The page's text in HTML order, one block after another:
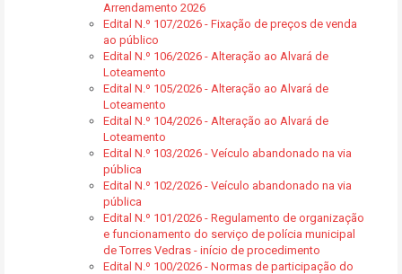
Arrendamento 2026
Edital N.º 107/2026 - Fixação de preços de venda
ao público
Edital N.º 106/2026 - Alteração ao Alvará de
Loteamento
Edital N.º 105/2026 - Alteração ao Alvará de
Loteamento
Edital N.º 104/2026 - Alteração ao Alvará de
Loteamento
Edital N.º 103/2026 - Veículo abandonado na via
pública
Edital N.º 102/2026 - Veículo abandonado na via
pública
Edital N.º 101/2026 - Regulamento de organização
e funcionamento do serviço de polícia municipal
de Torres Vedras - início de procedimento
Edital N.º 100/2026 - Normas de participação do